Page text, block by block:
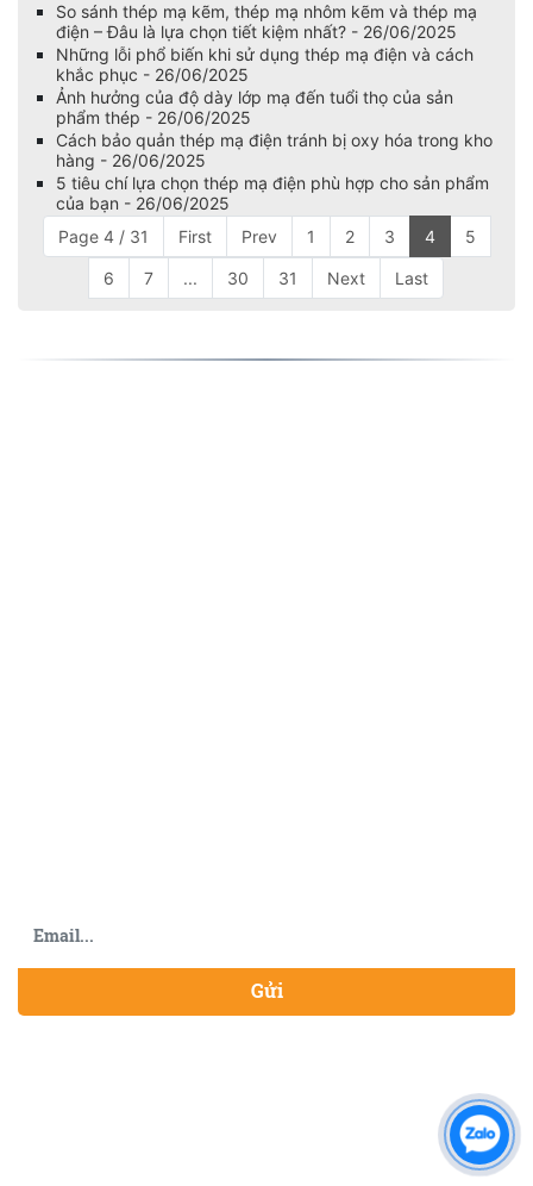
So sánh thép mạ kẽm, thép mạ nhôm kẽm và thép mạ
điện – Đâu là lựa chọn tiết kiệm nhất? - 26/06/2025
Những lỗi phổ biến khi sử dụng thép mạ điện và cách
khắc phục - 26/06/2025
Ảnh hưởng của độ dày lớp mạ đến tuổi thọ của sản
phẩm thép - 26/06/2025
Cách bảo quản thép mạ điện tránh bị oxy hóa trong kho
hàng - 26/06/2025
5 tiêu chí lựa chọn thép mạ điện phù hợp cho sản phẩm
của bạn - 26/06/2025
Page 4 / 31
First Prev 1 2 3 4 5
6 7 ... 30 31 Next Last
Gửi